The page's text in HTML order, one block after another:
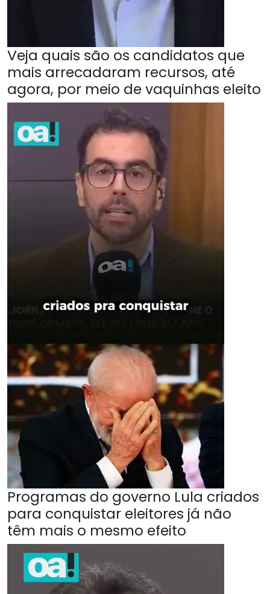
Veja quais são os candidatos que
mais arrecadaram recursos, até
agora, por meio de vaquinhas eleito
Programas do governo Lula criados
para conquistar eleitores já não
têm mais o mesmo efeito